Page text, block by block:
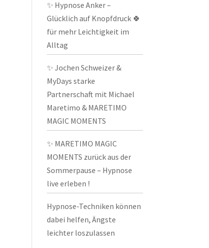
✨ Hypnose Anker –
Glücklich auf Knopfdruck 🍀
für mehr Leichtigkeit im
Alltag
✨ Jochen Schweizer &
MyDays starke
Partnerschaft mit Michael
Maretimo & MARETIMO
MAGIC MOMENTS
✨ MARETIMO MAGIC
MOMENTS zurück aus der
Sommerpause – Hypnose
live erleben !
Hypnose-Techniken können
dabei helfen, Ängste
leichter loszulassen